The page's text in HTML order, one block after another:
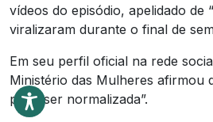
vídeos do episódio, apelidado de
viralizaram durante o final de
Em seu perfil oficial na rede
Ministério das Mulheres afirmou
pode ser normalizada”.